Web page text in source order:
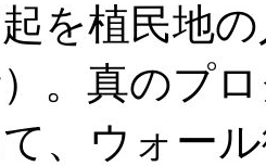
を植民地
。真のプ
、ウォー